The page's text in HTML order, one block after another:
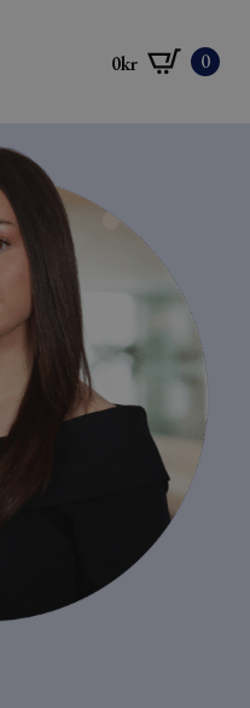
0kr 0